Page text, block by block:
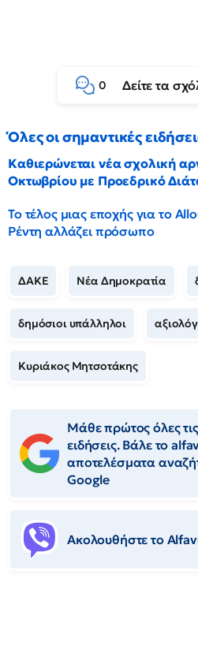
0 Δείτε τα
Όλες οι σημαντικές
Καθιερώνεται νέα σχολική
Οκτωβρίου με Προεδρικό
Το τέλος μιας εποχής για το
Ρέντη αλλάζει πρόσωπο
ΔΑΚΕ Νέα Δημοκρατία
δημόσιοι υπάλληλοι
Κυριάκος Μητσοτάκης
Μάθε πρώτος όλες
ειδήσεις. Βάλε το
αποτελέσματα
Google
Ακολουθήστε το